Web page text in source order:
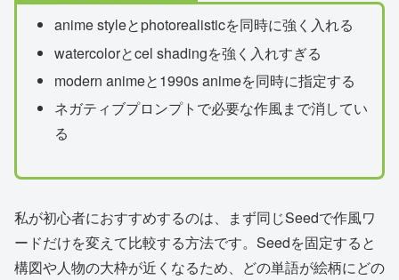
anime styleとphotorealisticを同時に強く入れる
watercolorとcel shadingを強く入れすぎる
modern animeと1990s animeを同時に指定する
ネガティブプロンプトで必要な作風まで消してい
る
私が初心者におすすめするのは、まず同じSeedで作風ワ
ードだけを変えて比較する方法です。Seedを固定すると
構図や人物の大枠が近くなるため、どの単語が絵柄にどの